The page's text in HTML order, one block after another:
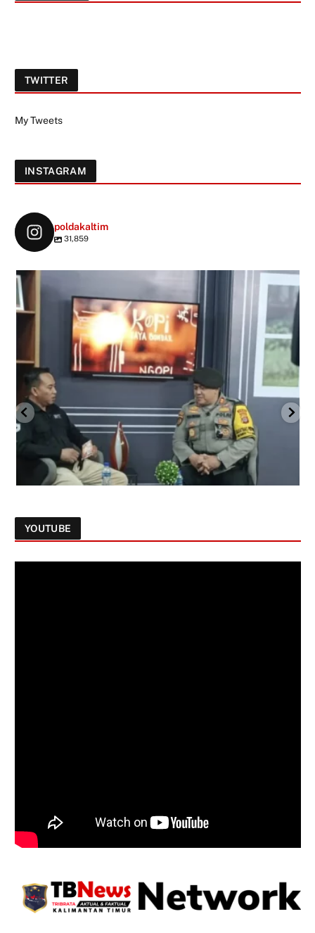
TWITTER
My Tweets
INSTAGRAM
poldakaltim
31,859
YOUTUBE